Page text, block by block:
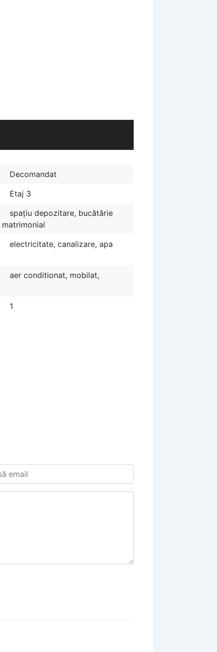
Decomandat
Etaj 3
spațiu depozitare, bucătărie
electricitate, canalizare, apa
aer conditionat, mobilat,
1